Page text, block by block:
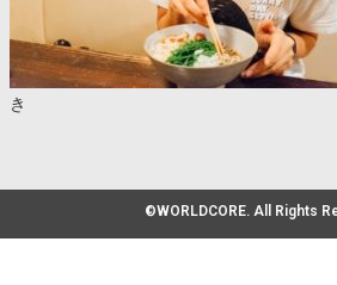
き
©WORLDCORE. All Rights